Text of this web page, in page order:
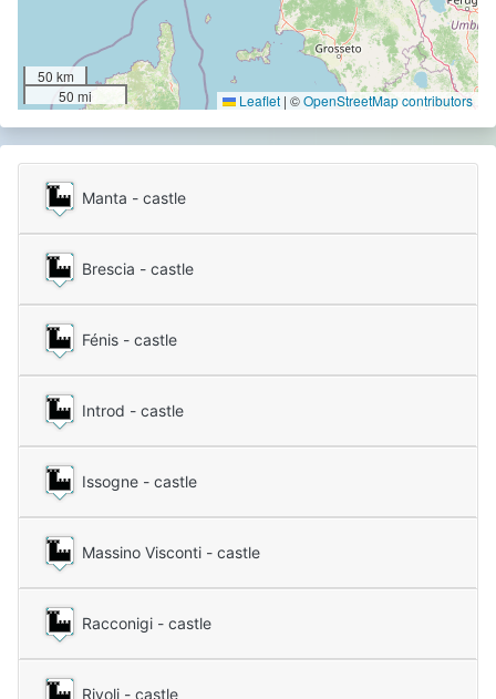
50 km
50 mi
Leaflet | ©OpenStreetMap contributors
Manta - castle
Brescia - castle
Fénis - castle
Introd - castle
Issogne - castle
Massino Visconti - castle
Racconigi - castle
Rivoli - castle